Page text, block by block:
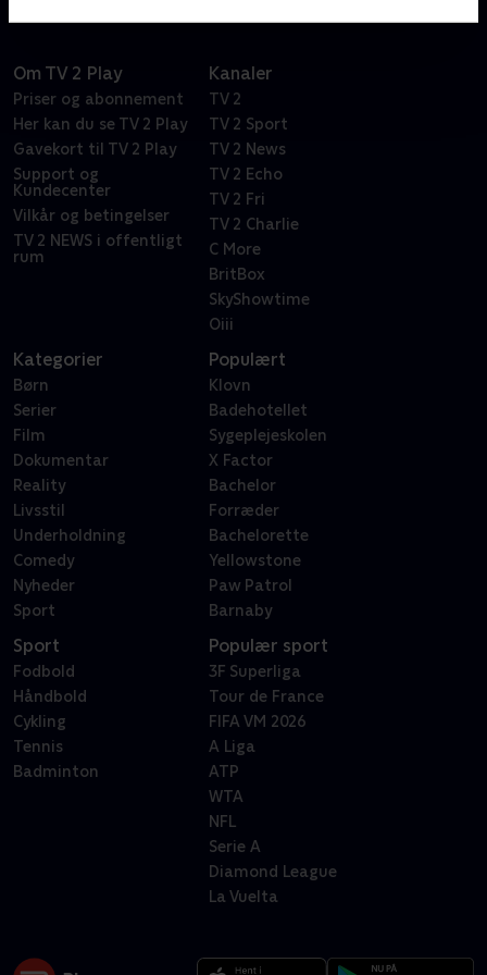
Om TV 2 Play
Priser og abonnement
Her kan du se TV 2 Play
Gavekort til TV 2 Play
Support og
Kundecenter
Vilkår og betingelser
TV 2 NEWS i offentligt
rum
Kanaler
TV 2
TV 2 Sport
TV 2 News
TV 2 Echo
TV 2 Fri
TV 2 Charlie
C More
BritBox
SkyShowtime
Oiii
Kategorier
Børn
Serier
Film
Dokumentar
Reality
Livsstil
Underholdning
Comedy
Nyheder
Sport
Populært
Klovn
Badehotellet
Sygeplejeskolen
X Factor
Bachelor
Forræder
Bachelorette
Yellowstone
Paw Patrol
Barnaby
Sport
Fodbold
Håndbold
Cykling
Tennis
Badminton
Populær sport
3F Superliga
Tour de France
FIFA VM 2026
A Liga
ATP
WTA
NFL
Serie A
Diamond League
La Vuelta